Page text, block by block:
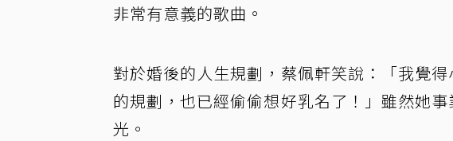
非常有意義的歌曲。
對於婚後的人生規劃，蔡佩軒笑說：「我覺
的規劃，也已經偷偷想好乳名了！」雖然她
光。